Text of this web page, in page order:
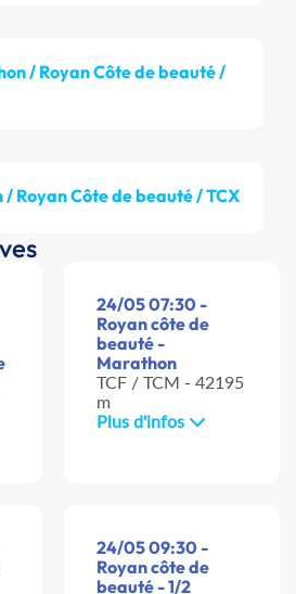
/ Royan Côte de beauté /
Royan Côte de beauté / TCX
24/05 07:30 -
Royan côte de
beauté -
Marathon
TCF / TCM - 42195
m
Plus d'infos
24/05 09:30 -
Royan côte de
beauté - 1/2